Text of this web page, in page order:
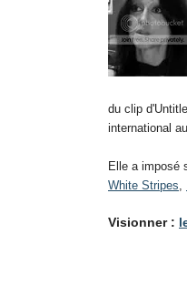
du clip
international
Elle a imposé
White Stripes,
Visionner :